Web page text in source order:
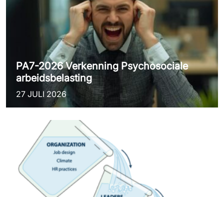
PA7-2026 Verkenning Psychosociale
arbeidsbelasting
27 JULI 2026